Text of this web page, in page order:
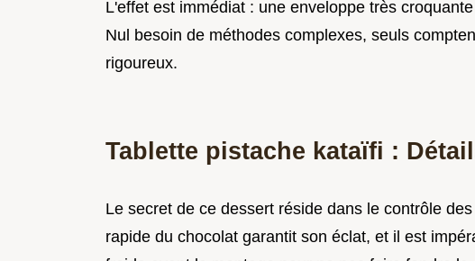
L'effet est immédiat : une enveloppe très
Nul besoin de méthodes complexes, seuls
rigoureux.
Tablette pistache kataïfi :
Le secret de ce dessert réside dans le contrôle
rapide du chocolat garantit son éclat, et il est